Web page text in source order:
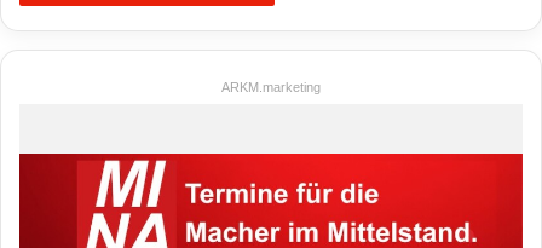
ARKM.marketing